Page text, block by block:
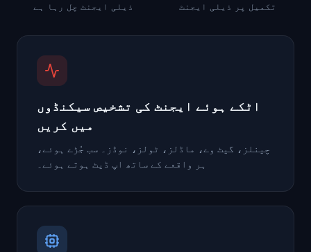
ذیلی ایجنٹ چل رہا ہے تکمیل پر ذیلی ایجنٹ
اٹکے ہوئے ایجنٹ کی تشخیص سیکنڈوں
میں کریں
چینلز، گیٹ وے، ماڈلز، ٹولز، نوڈز۔ سب جُڑے ہوئے،
ہر واقعے کے ساتھ اپ ڈیٹ ہوتے ہوئے۔